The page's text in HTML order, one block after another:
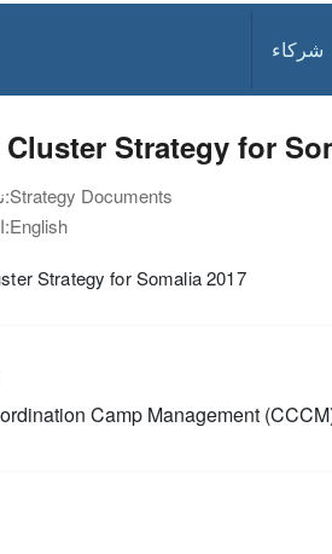
شركاء
Cluster Strategy for
نوع الوثيقة:Strategy Documents
اللغة:English
Strategy for Somalia 2017
Camp Management